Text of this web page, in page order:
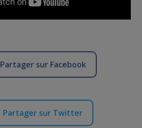
Partager sur Facebook
Partager sur Twitter